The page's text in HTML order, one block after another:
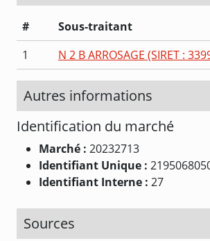
# Sous-traitant
1
N 2 B ARROSAGE (SIRET :
Autres informations
Identification du marché
Marché : 20232713
Identifiant Unique :
Identifiant Interne : 27
Sources